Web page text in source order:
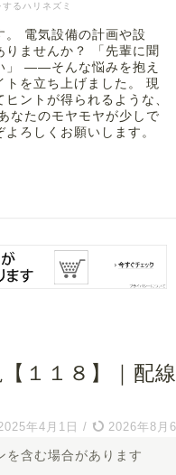
るハリネズミ
。 電気設備の計画や設
りませんか？ 「先輩に聞
」 ――そんな悩みを抱え
トを立ち上げました。 現
ントが得られるような、
なたのモヤモヤが少しで
ろしくお願いします。
１１８】｜配線
年4月1日 / 2026年8月
を含む場合があります